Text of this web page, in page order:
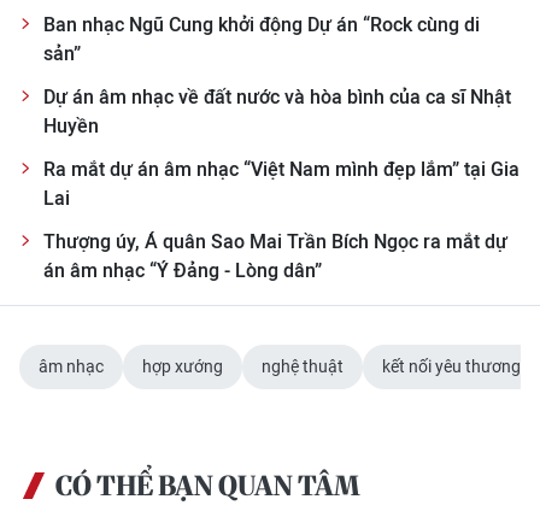
Ban nhạc Ngũ Cung khởi động Dự án “Rock cùng di
sản”
Dự án âm nhạc về đất nước và hòa bình của ca sĩ Nhật
Huyền
Ra mắt dự án âm nhạc “Việt Nam mình đẹp lắm” tại Gia
Lai
Thượng úy, Á quân Sao Mai Trần Bích Ngọc ra mắt dự
án âm nhạc “Ý Đảng - Lòng dân”
âm nhạc hợp xướng nghệ thuật kết nối yêu thương
CÓ THỂ BẠN QUAN TÂM